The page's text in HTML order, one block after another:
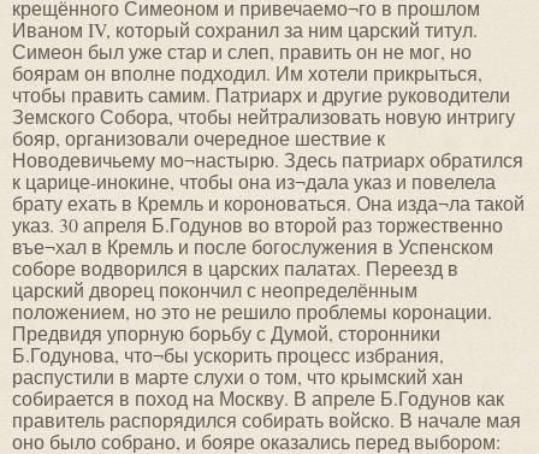
крещённого Симеоном и привечаемо¬го в прошлом
Иваном IV, который сохранил за ним царский титул.
Симеон был уже стар и слеп, править он не мог, но
боярам он вполне подходил. Им хотели прикрыться,
чтобы править самим. Патриарх и другие руководители
Земского Собора, чтобы нейтрализовать новую интригу
бояр, организовали очередное шествие к
Новодевичьему мо¬настырю. Здесь патриарх обратился
к царице-инокине, чтобы она из¬дала указ и повелела
брату ехать в Кремль и короноваться. Она изда¬ла такой
указ. 30 апреля Б.Годунов во второй раз торжественно
въе¬хал в Кремль и после богослужения в Успенском
соборе водворился в царских палатах. Переезд в
царский дворец покончил с неопределённым
положением, но это не решило проблемы коронации.
Предвидя упорную борьбу с Думой, сторонники
Б.Годунова, что¬бы ускорить процесс избрания,
распустили в марте слухи о том, что крымский хан
собирается в поход на Москву. В апреле Б.Годунов как
правитель распорядился собирать войско. В начале мая
оно было собрано, и бояре оказались перед выбором: